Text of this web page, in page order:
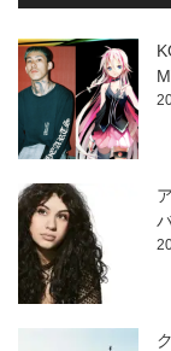
ウ
き
ま
す)
い
(新
し
い
ウ
ィ
ン
ド
ウ